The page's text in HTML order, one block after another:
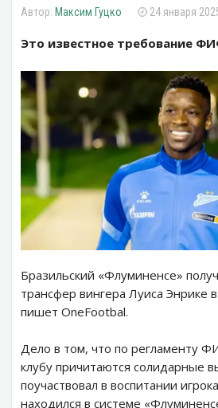
Максим Гуцко 24 января
Это известное требование
Бразильский «Флуминенсе»
трансфер вингера Луиса Энрике
пишет OneFootbal.
Дело в том, что по регламенту
клубу причитаются солидарные
поучаствовал в воспитании
находился в системе